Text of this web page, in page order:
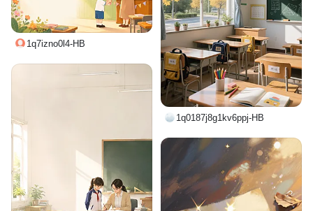
1q0187j8g1kv6ppj-HB
1q7izno0l4-HB